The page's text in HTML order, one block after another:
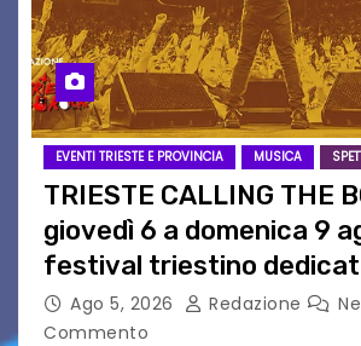
EVENTI TRIESTE E PROVINCIA MUSICA
TRIESTE CALLING THE
giovedì 6 a domenica 9
festival triestino
Springsteen
Ago 5, 2026 Redazione
Commento